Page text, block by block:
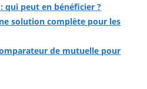
qui peut en bénéficier ?
solution complète pour les
de mutuelle pour